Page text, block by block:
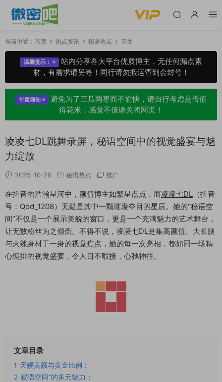
当前位置： 首页 热点资讯 秘语热点 正文
温馨提示：
站内分享各大平台优质博主，无任何漏点素
材，有需求请另寻！同行请勿搬运查到会封号！
付废须知
避免为了三瓜两枣而不愉快，请自行考虑是否值
得花米，感觉不值请关闭网页！
凌凌七DL跳舞录屏，秘语空间中的视觉盛宴与魅
力绽放
2025-10-29 秘语热点 推广
在抖音的浩瀚星河中，颜值博主如繁星点点，而凌凌七DL （抖音
号：Qdd_1208）无疑是其中一颗璀璨夺目的星辰。她的“秘语空
间”不仅是一个展示美貌的窗口，更是一个充满魅力的艺术舞台，
让无数粉丝为之倾倒。不得不说，凌凌七DL是集高颜值、大长腿
与火辣身材于一身的视觉焦点，她的每一次亮相，都如同一场精
心编排的视觉盛宴，令人目不暇接，心驰神往。
文章目录
1 天赐美颜与黄金比例：
2 秘语空间”的多元魅力：